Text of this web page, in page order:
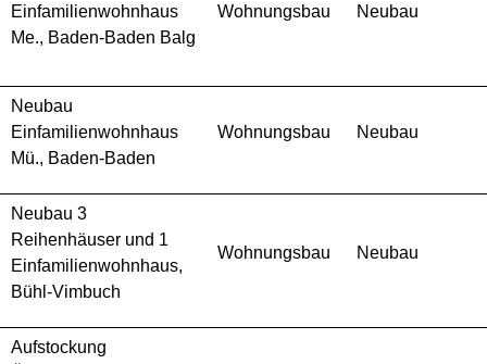
Einfamilienwohnhaus
Me., Baden-Baden Balg
Wohnungsbau Neubau
Neubau
Einfamilienwohnhaus
Mü., Baden-Baden
Wohnungsbau Neubau
Neubau 3
Reihenhäuser und 1
Einfamilienwohnhaus,
Bühl-Vimbuch
Wohnungsbau Neubau
Aufstockung